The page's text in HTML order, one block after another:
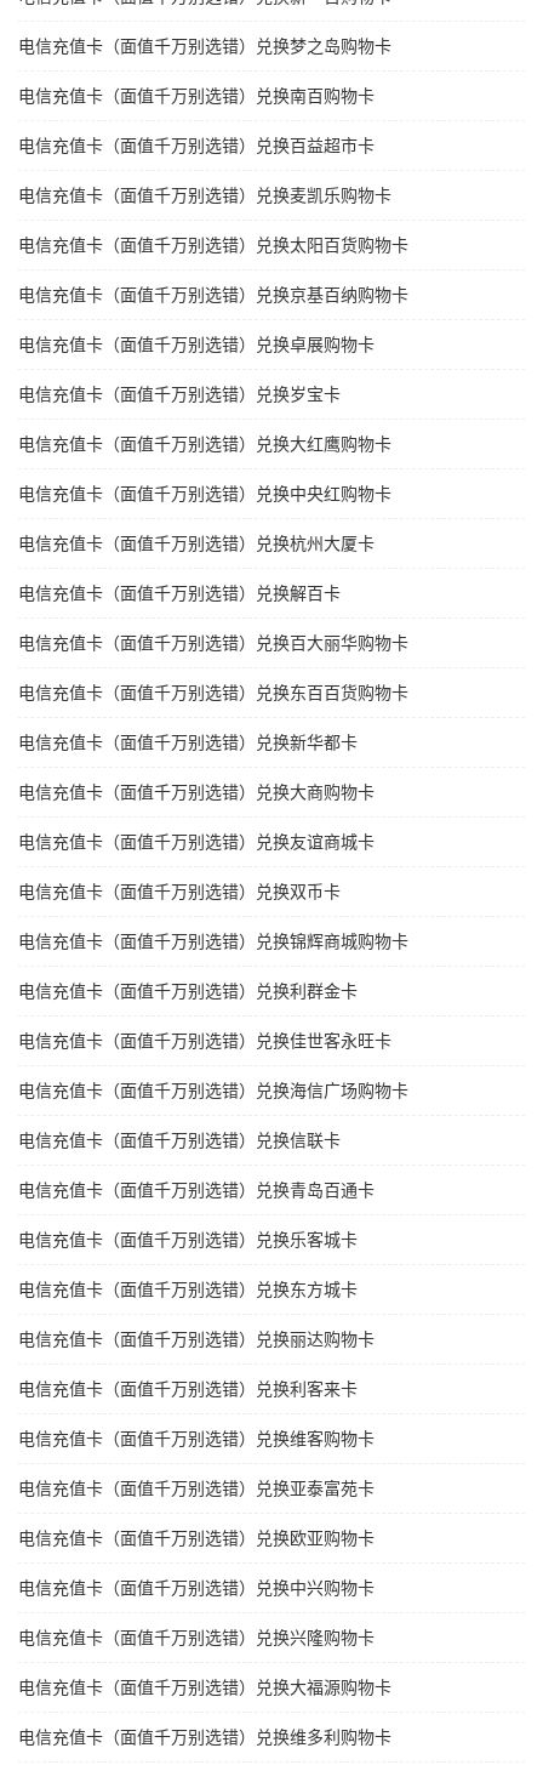
电信充值卡（面值千万别选错）兑换梦之岛购物卡
电信充值卡（面值千万别选错）兑换南百购物卡
电信充值卡（面值千万别选错）兑换百益超市卡
电信充值卡（面值千万别选错）兑换麦凯乐购物卡
电信充值卡（面值千万别选错）兑换太阳百货购物卡
电信充值卡（面值千万别选错）兑换京基百纳购物卡
电信充值卡（面值千万别选错）兑换卓展购物卡
电信充值卡（面值千万别选错）兑换岁宝卡
电信充值卡（面值千万别选错）兑换大红鹰购物卡
电信充值卡（面值千万别选错）兑换中央红购物卡
电信充值卡（面值千万别选错）兑换杭州大厦卡
电信充值卡（面值千万别选错）兑换解百卡
电信充值卡（面值千万别选错）兑换百大丽华购物卡
电信充值卡（面值千万别选错）兑换东百百货购物卡
电信充值卡（面值千万别选错）兑换新华都卡
电信充值卡（面值千万别选错）兑换大商购物卡
电信充值卡（面值千万别选错）兑换友谊商城卡
电信充值卡（面值千万别选错）兑换双币卡
电信充值卡（面值千万别选错）兑换锦辉商城购物卡
电信充值卡（面值千万别选错）兑换利群金卡
电信充值卡（面值千万别选错）兑换佳世客永旺卡
电信充值卡（面值千万别选错）兑换海信广场购物卡
电信充值卡（面值千万别选错）兑换信联卡
电信充值卡（面值千万别选错）兑换青岛百通卡
电信充值卡（面值千万别选错）兑换乐客城卡
电信充值卡（面值千万别选错）兑换东方城卡
电信充值卡（面值千万别选错）兑换丽达购物卡
电信充值卡（面值千万别选错）兑换利客来卡
电信充值卡（面值千万别选错）兑换维客购物卡
电信充值卡（面值千万别选错）兑换亚泰富苑卡
电信充值卡（面值千万别选错）兑换欧亚购物卡
电信充值卡（面值千万别选错）兑换中兴购物卡
电信充值卡（面值千万别选错）兑换兴隆购物卡
电信充值卡（面值千万别选错）兑换大福源购物卡
电信充值卡（面值千万别选错）兑换维多利购物卡